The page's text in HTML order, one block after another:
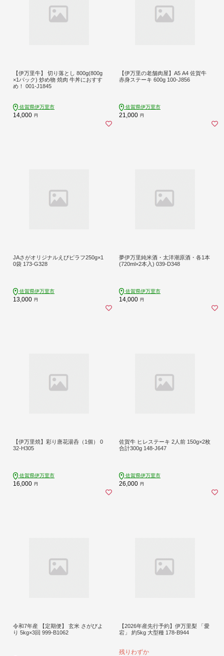
【伊万里牛】 切り落とし 800g(800g
×1パック) 炒め物 焼肉 牛丼におすす
め！ 001-J1845
佐賀県伊万里市
14,000 円
【伊万里の老舗肉屋】A5 A4 佐賀牛
赤身ステーキ 600g 100-J856
佐賀県伊万里市
21,000 円
JAさがオリジナルえびピラフ250g×1
0袋 173-G328
佐賀県伊万里市
13,000 円
夢伊万里純米酒・太洋潮原酒・各1本
(720ml×2本入) 039-D348
佐賀県伊万里市
14,000 円
【伊万里焼】彩り唐花湯呑（1個） 0
32-H305
佐賀県伊万里市
16,000 円
佐賀牛 ヒレステーキ 2人前 150g×2枚
合計300g 148-J647
佐賀県伊万里市
26,000 円
令和7年産 【定期便】 玄米 さがびよ
り 5kg×3回 999-B1062
【2026年産先行予約】伊万里梨 「愛
宕」 約5kg 大型種 178-B944
残りわずか